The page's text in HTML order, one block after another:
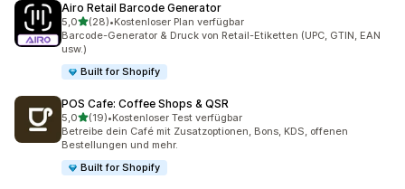
Airo Retail Barcode Generator
5,0von 5 Sternen
(28)
28 Rezensionen insgesamt
•Kostenloser Plan verfügbar
Barcode-Generator & Druck von Retail-Etiketten (UPC, GTIN, EAN
usw.)
Built for Shopify
POS Cafe: Coffee Shops & QSR
5,0von 5 Sternen
(19)
19 Rezensionen insgesamt
•Kostenloser Test verfügbar
Betreibe dein Café mit Zusatzoptionen, Bons, KDS, offenen
Bestellungen und mehr.
Built for Shopify